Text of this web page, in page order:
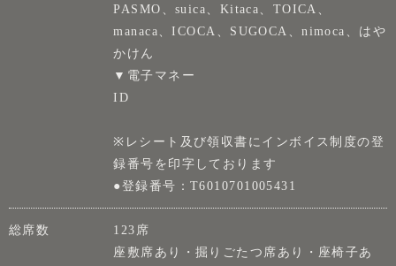
PASMO、suica、Kitaca、TOICA、
manaca、ICOCA、SUGOCA、nimoca、はや
かけん
▼電子マネー
ID
※レシート及び領収書にインボイス制度の登
録番号を印字しております
●登録番号：T6010701005431
総席数
123席
座敷席あり・掘りごたつ席あり・座椅子あ